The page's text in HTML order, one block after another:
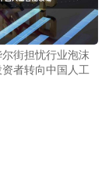
街担忧行业泡沫
者转向中国人工